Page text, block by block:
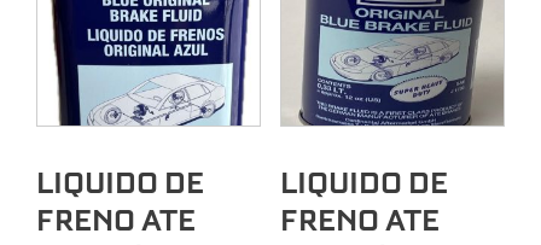
LIQUIDO DE
FRENO ATE
LIQUIDO DE
FRENO ATE